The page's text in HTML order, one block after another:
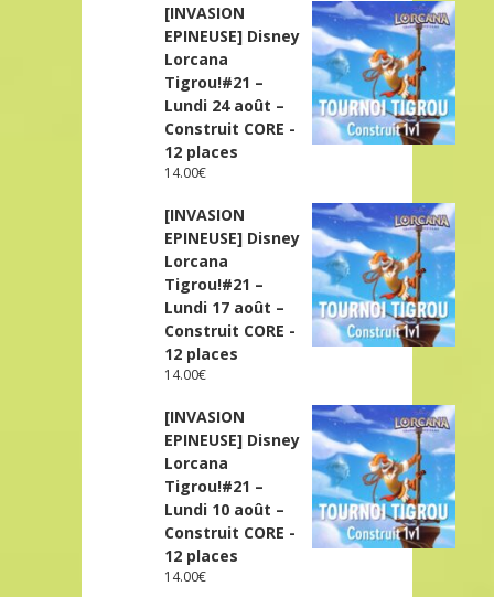
[INVASION
EPINEUSE] Disney
Lorcana
Tigrou!#21 –
Lundi 24 août –
Construit CORE -
12 places
14.00€
[INVASION
EPINEUSE] Disney
Lorcana
Tigrou!#21 –
Lundi 17 août –
Construit CORE -
12 places
14.00€
[INVASION
EPINEUSE] Disney
Lorcana
Tigrou!#21 –
Lundi 10 août –
Construit CORE -
12 places
14.00€